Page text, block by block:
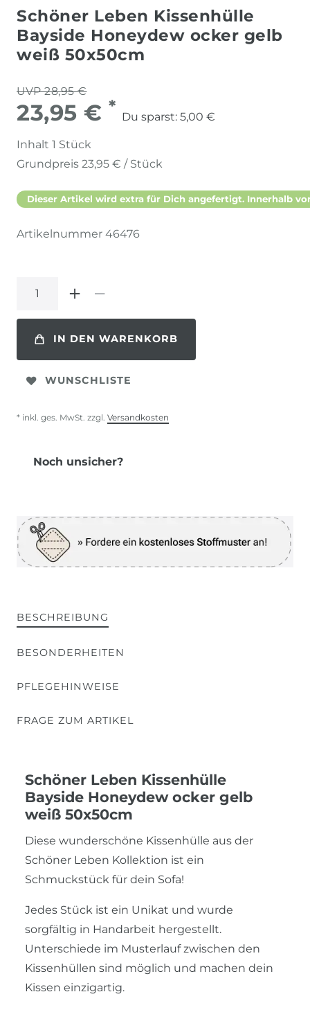
Schöner Leben Kissenhülle
Bayside Honeydew ocker gelb
weiß 50x50cm
UVP 28,95 €
23,95 € *
Du sparst: 5,00 €
Inhalt 1 Stück
Grundpreis 23,95 € / Stück
Dieser Artikel wird extra für Dich angefertigt. Innerhalb
Artikelnummer 46476
IN DEN WARENKORB
WUNSCHLISTE
* inkl. ges. MwSt. zzgl. Versandkosten
Noch unsicher?
BESCHREIBUNG
BESONDERHEITEN
PFLEGEHINWEISE
FRAGE ZUM ARTIKEL
Schöner Leben Kissenhülle
Bayside Honeydew ocker gelb
weiß 50x50cm
Diese wunderschöne Kissenhülle aus der
Schöner Leben Kollektion ist ein
Schmuckstück für dein Sofa!
Jedes Stück ist ein Unikat und wurde
sorgfältig in Handarbeit hergestellt.
Unterschiede im Musterlauf zwischen den
Kissenhüllen sind möglich und machen dein
Kissen einzigartig.